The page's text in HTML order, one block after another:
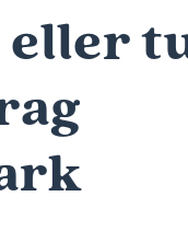
eller